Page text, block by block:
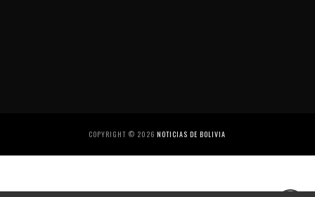
COPYRIGHT © 2026NOTICIAS DE BOLIVIA